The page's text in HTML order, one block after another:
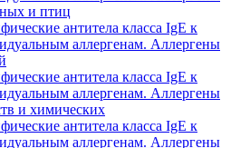
и птиц
антитела класса IgE к
аллергенам. Аллергены
антитела класса IgE к
аллергенам. Аллергены
и химических
антитела класса IgE к
аллергенам. Аллергены